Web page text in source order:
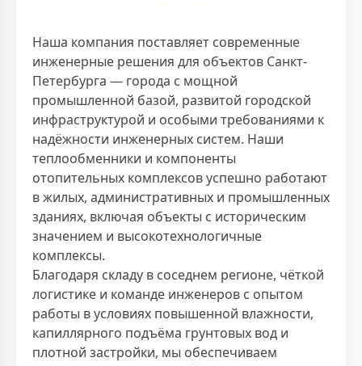
Наша компания поставляет современные
инженерные решения для объектов Санкт-
Петербурга — города с мощной
промышленной базой, развитой городской
инфраструктурой и особыми требованиями к
надёжности инженерных систем. Наши
теплообменники и компоненты
отопительных комплексов успешно работают
в жилых, административных и промышленных
зданиях, включая объекты с историческим
значением и высокотехнологичные
комплексы.
Благодаря складу в соседнем регионе, чёткой
логистике и команде инженеров с опытом
работы в условиях повышенной влажности,
капиллярного подъёма грунтовых вод и
плотной застройки, мы обеспечиваем